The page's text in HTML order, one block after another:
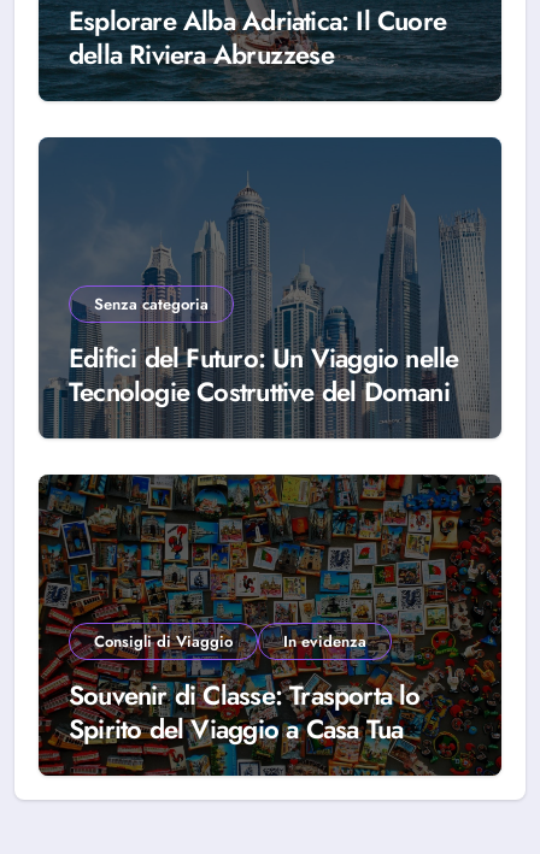
Esplorare Alba Adriatica: Il Cuore
della Riviera Abruzzese
Senza categoria
Edifici del Futuro: Un Viaggio nelle
Tecnologie Costruttive del Domani
Consigli di Viaggio In evidenza
Souvenir di Classe: Trasporta lo
Spirito del Viaggio a Casa Tua